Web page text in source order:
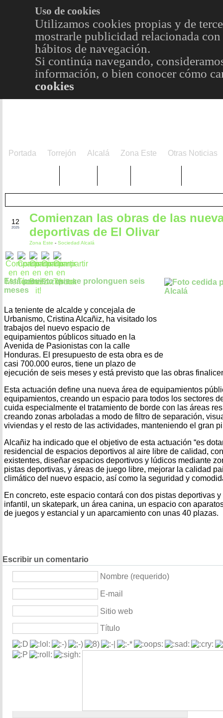
Uso de cookies
Utilizamos cookies propias y de
mostrarle publicidad relacionada
hábitos de navegación.
Si continúa navegando,
información, o bien conocer cómo
cookies
Portada Torrejón Alcalá Zona Este Otras Noticias
12
2025
Comienzan las obras de las
deportivas de El Olivar
Zona Este - Sociedad Alcalá
Está previsto que se prolonguen seis
meses
La teniente de alcalde y concejala de
Urbanismo, Cristina Alcañiz, ha visitado los
trabajos del nuevo espacio de
equipamientos públicos situado en la
Avenida de Pasionistas con la calle
Honduras. El presupuesto de esta obra es de
casi 700.000 euros, tiene un plazo de
ejecución de seis meses y está previsto que las obras
Esta actuación define una nueva área de equipamientos
equipamientos, creando un espacio para todos los sectores
cuida especialmente el tratamiento de borde con las áreas
creando zonas arboladas a modo de filtro de separación,
viviendas y el resto de las actividades, manteniendo el gran
Alcañiz ha indicado que el objetivo de esta actuación “es
residencial de espacios deportivos al aire libre de calidad,
existentes, diseñar espacios deportivos y lúdicos mediante
pistas deportivas, y áreas de juego libre, mejorar la calidad
climático del nuevo espacio, así como la seguridad y
En concreto, este espacio contará con dos pistas deportivas
infantil, un skatepark, un área canina, un espacio con
de juegos y estancial y un aparcamiento con unas 40 plazas.
Escribir un comentario
Nombre (requerido)
E-mail
Sitio web
Título